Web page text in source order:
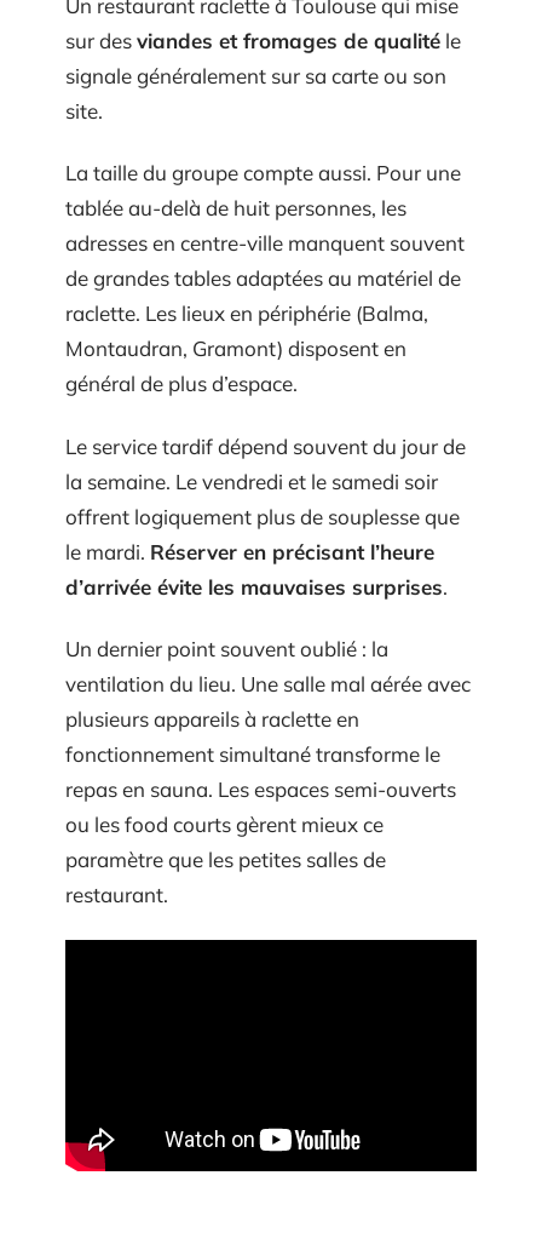
Un restaurant raclette à Toulouse qui mise
sur desviandes et fromages de qualité le
signale généralement sur sa carte ou son
site.
La taille du groupe compte aussi. Pour une
tablée au-delà de huit personnes, les
adresses en centre-ville manquent souvent
de grandes tables adaptées au matériel de
raclette. Les lieux en périphérie (Balma,
Montaudran, Gramont) disposent en
général de plus d’espace.
Le service tardif dépend souvent du jour de
la semaine. Le vendredi et le samedi soir
offrent logiquement plus de souplesse que
le mardi. Réserver en précisant l’heure
d’arrivée évite les mauvaises surprises.
Un dernier point souvent oublié : la
ventilation du lieu. Une salle mal aérée avec
plusieurs appareils à raclette en
fonctionnement simultané transforme le
repas en sauna. Les espaces semi-ouverts
ou les food courts gèrent mieux ce
paramètre que les petites salles de
restaurant.